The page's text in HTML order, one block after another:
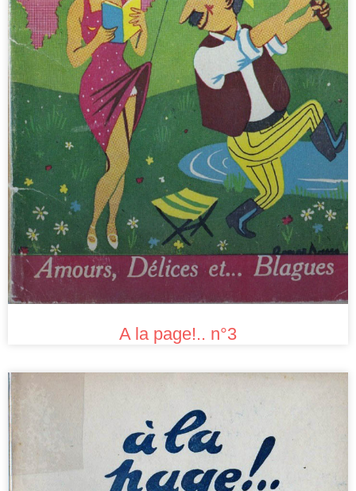
A la page!.. n°3